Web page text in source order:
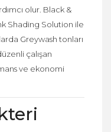
olur. Black &
Shading Solution ile
Greywash tonları
çalışan
ve ekonomi